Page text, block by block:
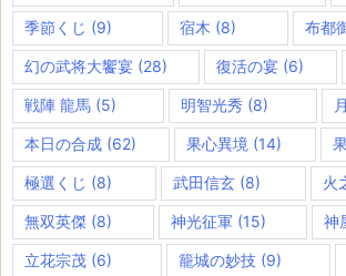
季節くじ (9) 宿木 (8) 布都
幻の武将大饗宴 (28) 復活の宴 (6)
戦陣 龍馬 (5) 明智光秀 (8)
本日の合成 (62) 果心異境 (14)
極選くじ (8) 武田信玄 (8) 火
無双英傑 (8) 神光征軍(15) 神
立花宗茂 (6) 籠城の妙技(9)